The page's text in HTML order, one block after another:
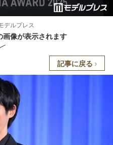
デルプレス
画像が表示されます
記事に戻る